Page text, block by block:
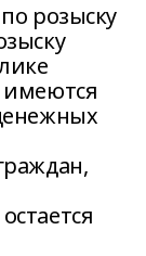
розыску
имеются